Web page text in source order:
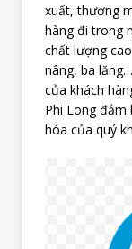
xuất, thương
hàng đi trong
chất lượng
nâng, ba
của khách
Phi Long đảm
hóa của quý